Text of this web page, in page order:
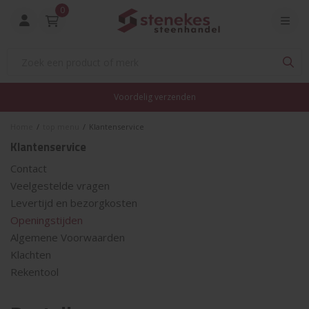
0
Voordelig verzenden
/ / Klantenservice
Klantenservice
Contact
Veelgestelde vragen
Levertijd en bezorgkosten
Openingstijden
Algemene Voorwaarden
Klachten
Rekentool